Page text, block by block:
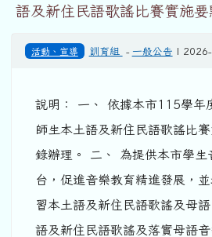
語及新住民語歌謠比賽實施要
活動、宣導 訓育組 - 一般公告 |
說明： 一、 依據本市115學年
師生本土語及新住民語歌謠比
錄辦理。 二、 為提供本市學生
台，促進音樂教育精進發展，
習本土語及新住民語歌謠及母
語及新住民語歌謠及落實母語